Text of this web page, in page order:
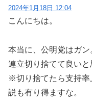
2024年1月18日 12:04
こんにちは。
本当に、公明党はガン
連立切り捨てて良いと
※切り捨てたら支持率
説も有り得ますな。